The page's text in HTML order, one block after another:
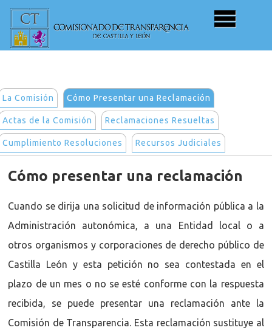
La Comisión Cómo Presentar una Reclamación
Actas de la Comisión Reclamaciones Resueltas
Cumplimiento Resoluciones Recursos Judiciales
Cómo presentar una reclamación
Cuando se dirija una solicitud de información pública a la
Administración autonómica, a una Entidad local o a
otros organismos y corporaciones de derecho público de
Castilla León y esta petición no sea contestada en el
plazo de un mes o no se esté conforme con la respuesta
recibida, se puede presentar una reclamación ante la
Comisión de Transparencia. Esta reclamación sustituye al